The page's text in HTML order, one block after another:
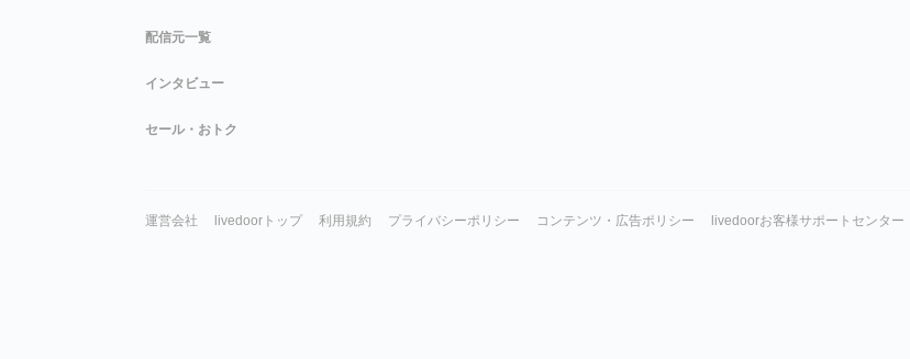
配信元一覧
インタビュー
セール・おトク
運営会社 livedoorトップ 利用規約 プライバシーポリシー コンテンツ・広告ポリシー livedoorお客様サポートセンター